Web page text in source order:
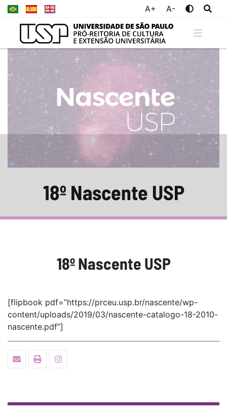
A+ A-
18º Nascente USP
18º Nascente USP
[flipbook pdf=”https://prceu.usp.br/nascente/wp-
content/uploads/2019/03/nascente-catalogo-18-2010-
nascente.pdf”]